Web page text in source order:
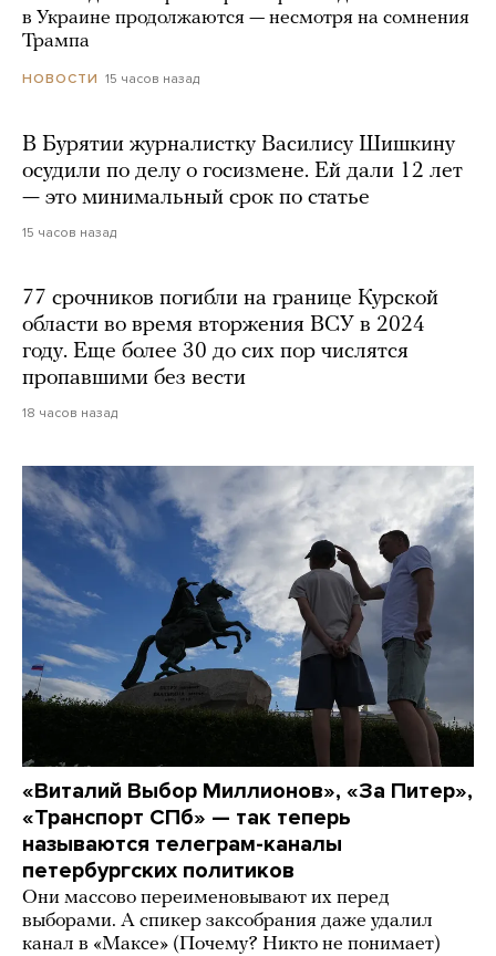
в Украине продолжаются — несмотря на сомнения
Трампа
НОВОСТИ 15 часов назад
В Бурятии журналистку Василису Шишкину
осудили по делу о госизмене. Ей дали 12 лет
— это минимальный срок по статье
15 часов назад
77 срочников погибли на границе Курской
области во время вторжения ВСУ в 2024
году. Еще более 30 до сих пор числятся
пропавшими без вести
18 часов назад
«Виталий Выбор Миллионов», «За Питер»,
«Транспорт СПб» — так теперь
называются телеграм-каналы
петербургских политиков
Они массово переименовывают их перед
выборами. А спикер заксобрания даже удалил
канал в «Максе» (Почему? Никто не понимает)